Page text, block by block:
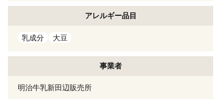
アレルギー品目
乳成分 大豆
事業者
明治牛乳新田辺販売所